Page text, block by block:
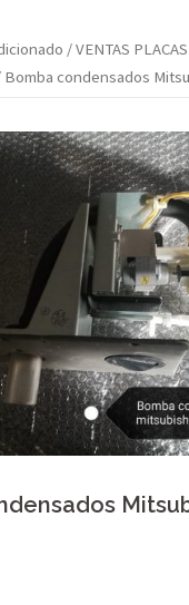
/VENTAS PLACAS
Bomba condensados